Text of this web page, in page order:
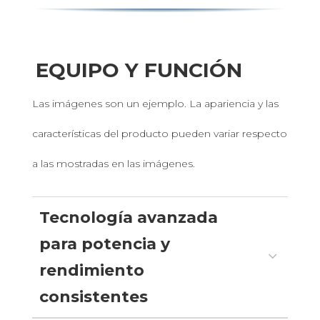
EQUIPO Y FUNCIÓN
Las imágenes son un ejemplo. La apariencia y las
características del producto pueden variar respecto
a las mostradas en las imágenes.
Tecnología avanzada
para potencia y
rendimiento
consistentes
3